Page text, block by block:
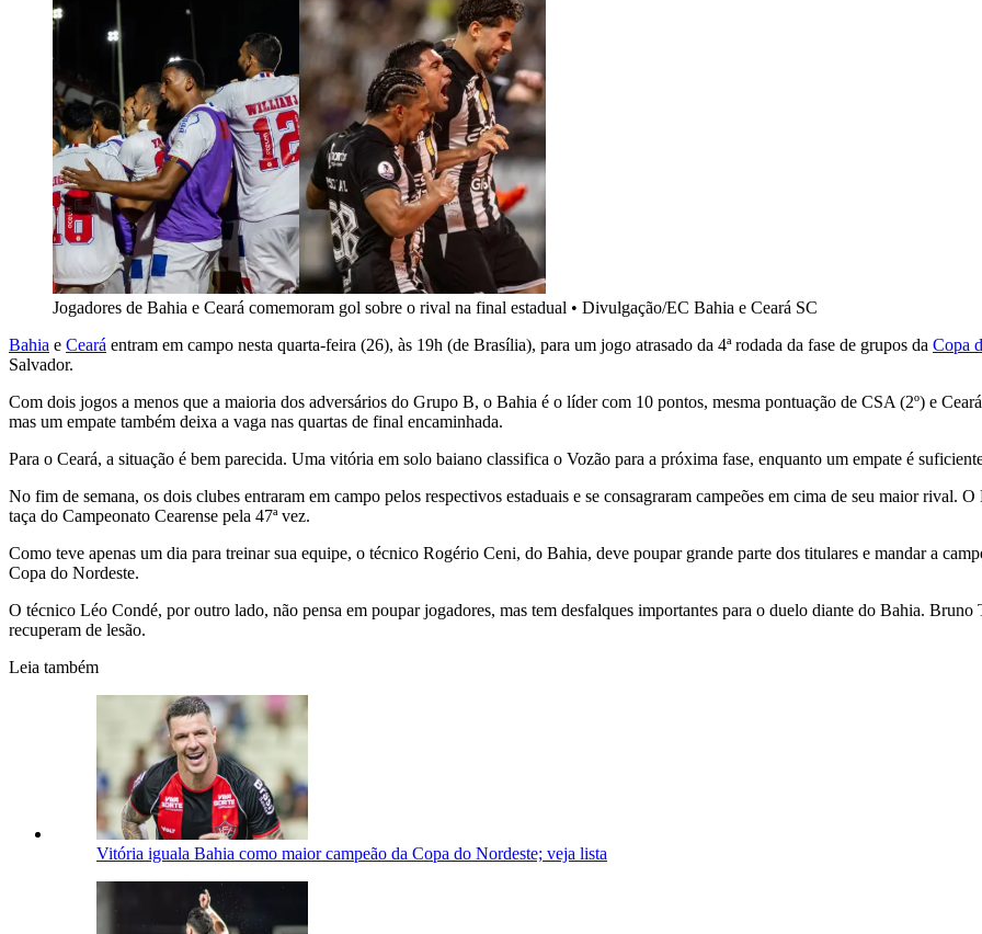
Jogadores de Bahia e Ceará comemoram gol sobre o rival na final estadual • Divulgação/EC Bahia e Ceará SC
Bahia e Ceará entram em campo nesta quarta-feira (26), às 19h (de Brasília), para um jogo atrasado da 4ª rodada da fase de grupos da Copa
Salvador.
Com dois jogos a menos que a maioria dos adversários do Grupo B, o Bahia é o líder com 10 pontos, mesma pontuação de CSA (2º) e
mas um empate também deixa a vaga nas quartas de final encaminhada.
Para o Ceará, a situação é bem parecida. Uma vitória em solo baiano classifica o Vozão para a próxima fase, enquanto um empate é
No fim de semana, os dois clubes entraram em campo pelos respectivos estaduais e se consagraram campeões em cima de seu maior rival.
taça do Campeonato Cearense pela 47ª vez.
Como teve apenas um dia para treinar sua equipe, o técnico Rogério Ceni, do Bahia, deve poupar grande parte dos titulares e mandar a
Copa do Nordeste.
O técnico Léo Condé, por outro lado, não pensa em poupar jogadores, mas tem desfalques importantes para o duelo diante do Bahia.
recuperam de lesão.
Leia também
Vitória iguala Bahia como maior campeão da Copa do Nordeste; veja lista